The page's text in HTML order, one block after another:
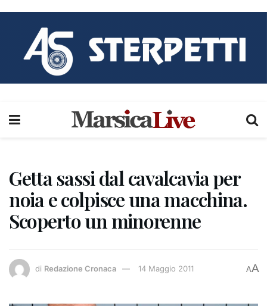
Getta sassi dal cavalcavia per
noia e colpisce una macchina.
Scoperto un minorenne
di Redazione Cronaca 14 Maggio 2011 AA